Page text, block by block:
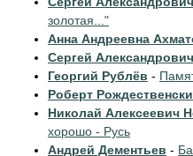
золотая..."
Анна Андреевна
Сергей
Георгий Рублёв -
Роберт
Николай Алексеевич
хорошо - Русь
Андрей Дементьев -